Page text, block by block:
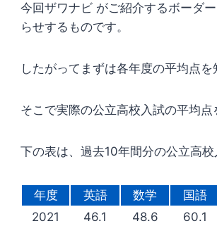
今回ザワナビ がご紹介するボーダー
らせするものです。
したがってまずは各年度の平均点を
そこで実際の公立高校入試の平均点
下の表は、過去10年間分の公立高
年度 英語 数学 国語
2021
46.1 48.6 60.1